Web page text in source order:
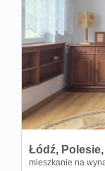
Łódź, Polesie,
mieszkanie na